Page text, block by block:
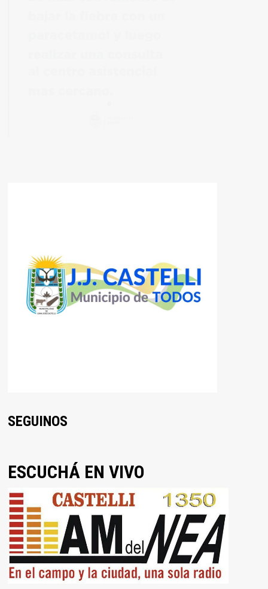
SEGUINOS
ESCUCHÁ EN VIVO